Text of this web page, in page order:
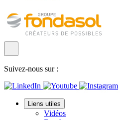
Suivez-nous sur :
Liens utiles
Vidéos